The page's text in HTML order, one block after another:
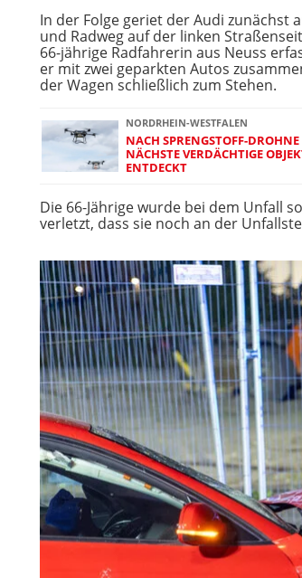
In der Folge geriet der Audi zunächst
und Radweg auf der linken
66-jährige Radfahrerin aus Neuss
er mit zwei geparkten Autos
der Wagen schließlich zum Stehen.
NORDRHEIN-WESTFALEN
NACH SPRENGSTOFF-
NÄCHSTE VERDÄCHTIGE
ENTDECKT
Die 66-Jährige wurde bei dem Unfall
verletzt, dass sie noch an der